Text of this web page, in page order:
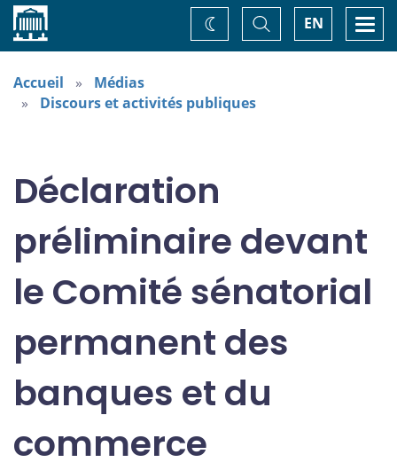
Accueil EN
Basculer
la
recherche
Changez
de
Accueil
Médias
Discours et activités publiques
Déclaration
préliminaire devant
le Comité sénatorial
permanent des
banques et du
commerce